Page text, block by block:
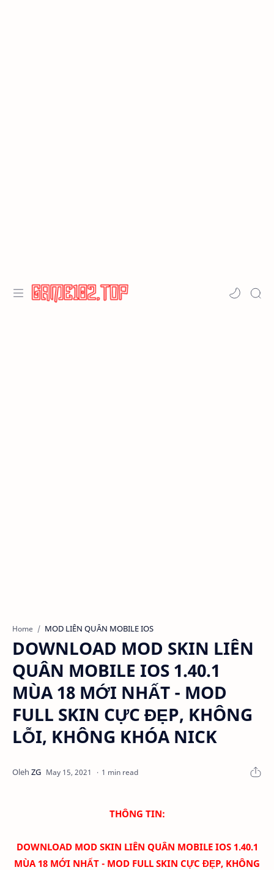
Home MOD LIÊN QUÂN MOBILE IOS
DOWNLOAD MOD SKIN LIÊN
QUÂN MOBILE IOS 1.40.1
MÙA 18 MỚI NHẤT - MOD
FULL SKIN CỰC ĐẸP, KHÔNG
LỖI, KHÔNG KHÓA NICK
1 min read
THÔNG TIN:
DOWNLOAD MOD SKIN LIÊN QUÂN MOBILE IOS 1.40.1
MÙA 18 MỚI NHẤT - MOD FULL SKIN CỰC ĐẸP, KHÔNG